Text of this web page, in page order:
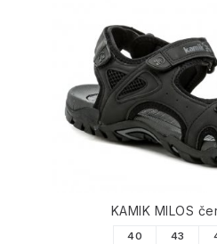
KAMIK MILOS
40 43